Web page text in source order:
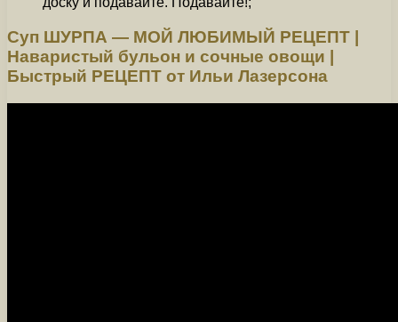
Суп ШУРПА — МОЙ ЛЮБИМЫЙ РЕЦЕПТ |
Наваристый бульон и сочные овощи |
Быстрый РЕЦЕПТ от Ильи Лазерсона